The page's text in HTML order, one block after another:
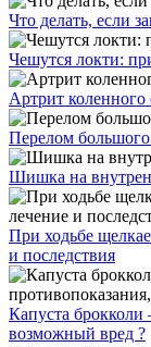
Что делать, если
Чешутся локти:
Артрит коленного
Перелом
Шишка на
При ходьбе
и последствия
Капуста
возможный вред ?